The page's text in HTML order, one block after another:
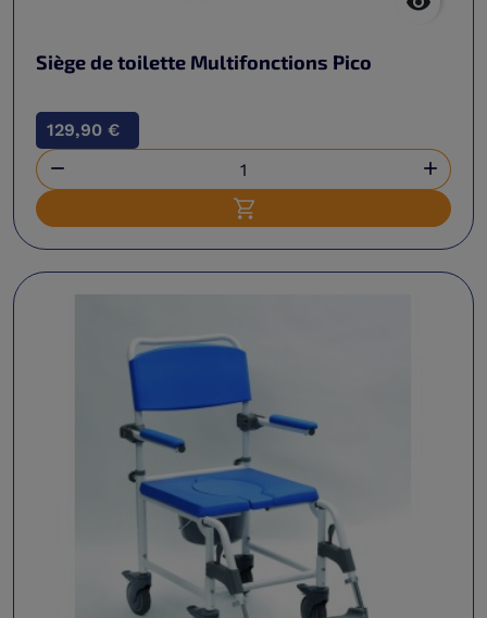
Siège de toilette Multifonctions Pico
129,90 €
 
Ajouter au panier